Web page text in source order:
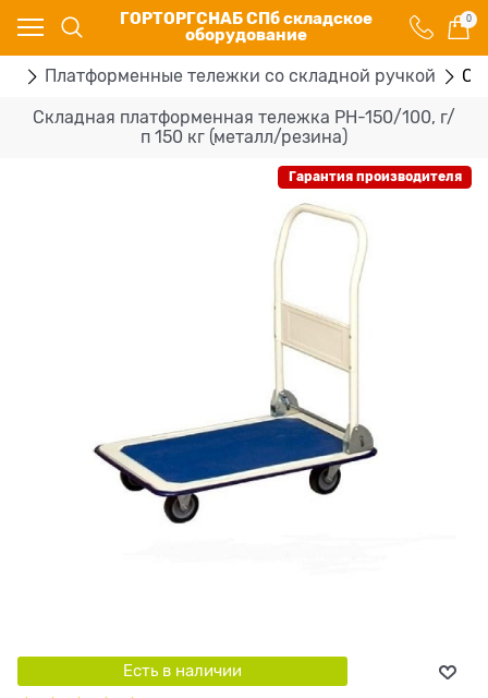
ГОРТОРГСНАБ СПб складское
оборудование
0
Платформенные тележки со складной ручкой
Складная платформенная тележка PH-150/100, г/
п 150 кг (металл/резина)
Гарантия производителя
Есть в наличии